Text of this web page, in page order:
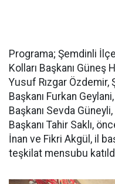
Programa; Şemdinli
Kolları Başkanı Güneş
Yusuf Rızgar Özdemir,
Başkanı Furkan
Başkanı Sevda
Başkanı Tahir Saklı,
İnan ve Fikri Akgül, il
teşkilat mensubu